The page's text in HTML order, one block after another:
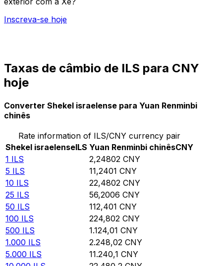
Inscreva-se hoje
Taxas de câmbio de ILS para CNY
hoje
Converter Shekel israelense para Yuan Renminbi
chinês
Rate information of ILS/CNY currency pair
Shekel israelenseILS Yuan Renminbi chinêsCNY
1 ILS 2,24802 CNY
5 ILS 11,2401 CNY
10 ILS 22,4802 CNY
25 ILS 56,2006 CNY
50 ILS 112,401 CNY
100 ILS 224,802 CNY
500 ILS 1.124,01 CNY
1.000 ILS 2.248,02 CNY
5.000 ILS 11.240,1 CNY